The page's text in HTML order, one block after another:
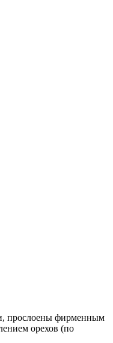
прослоены фирменным
орехов (по